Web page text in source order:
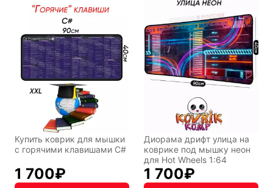
Купить коврик для мышки
с горячими клавишами C#
1 700₽
Диорама дрифт улица на
коврике под мышку неон
для Hot Wheels 1:64
1 700₽
По мотивам
игр
CHERVONNYI
СССР Аниме
Транспорт Абстракция
Текущий:Колумбус